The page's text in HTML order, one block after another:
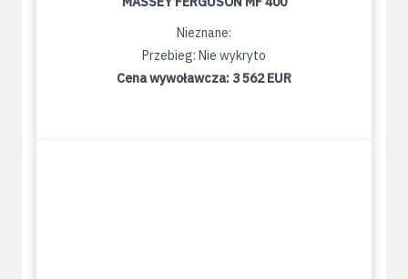
Nieznane:
Przebieg: Nie wykryto
Cena wywoławcza: 3 562 EUR